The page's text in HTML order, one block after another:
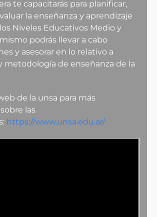
te capacitarás para planificar,
la enseñanza y aprendizaje
Niveles Educativos Medio y
podrás llevar a cabo
y asesorar en lo relativo a
metodología de enseñanza de la
de la unsa para más
las
https://www.unsa.edu.ar/